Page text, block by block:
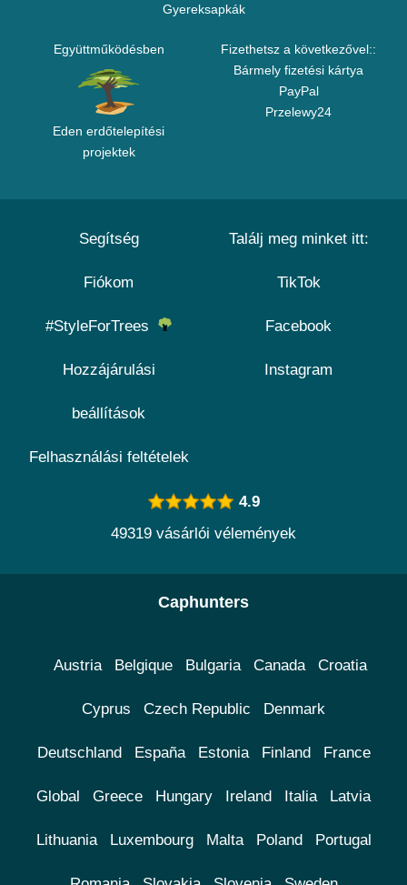
Gyereksapkák
Együttműködésben
Eden erdőtelepítési
projektek
Fizethetsz a következővel::
Bármely fizetési kártya
PayPal
Przelewy24
Segítség
Fiókom
#StyleForTrees
Hozzájárulási
beállítások
Felhasználási feltételek
Találj meg minket itt:
TikTok
Facebook
Instagram
4.9
49319 vásárlói vélemények
Caphunters
Austria Belgique Bulgaria Canada Croatia
Cyprus Czech Republic Denmark
Deutschland España Estonia Finland France
Global Greece Hungary Ireland Italia Latvia
Lithuania Luxembourg Malta Poland Portugal